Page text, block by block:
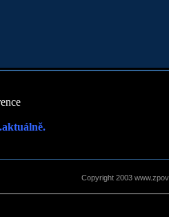
Copyright 2003